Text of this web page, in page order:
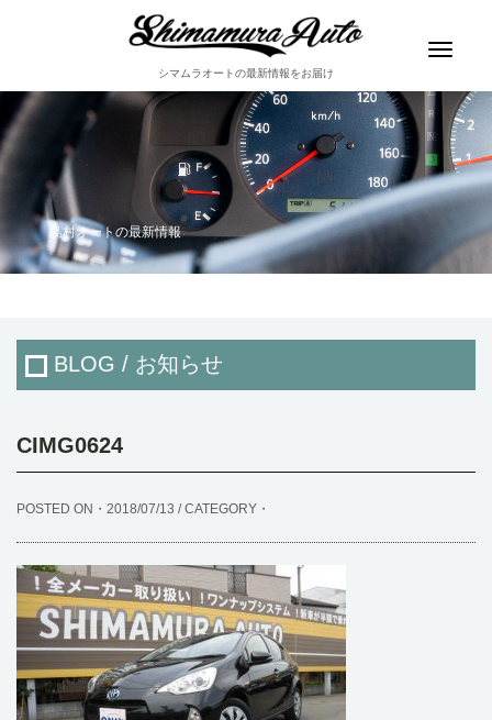
シマムラオートの最新情報をお届け
Toggle
島村オートの最新情報
BLOG / お知らせ
CIMG0624
POSTED ON・2018/07/13 / CATEGORY・